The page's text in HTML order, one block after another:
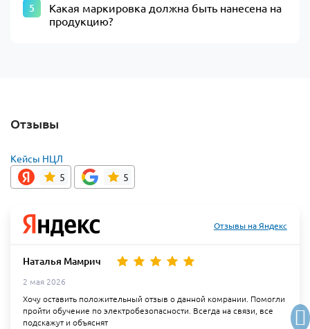
Какая маркировка должна быть нанесена на
продукцию?
Отзывы
Кейсы НЦЛ
5
5
Отзывы на Яндекс
Наталья Мамрич
2 мая 2026
Хочу оставить положительный отзыв о данной комрании. Помогли
пройти обучение по электробезопасности. Всегда на связи, все
подскажут и объяснят